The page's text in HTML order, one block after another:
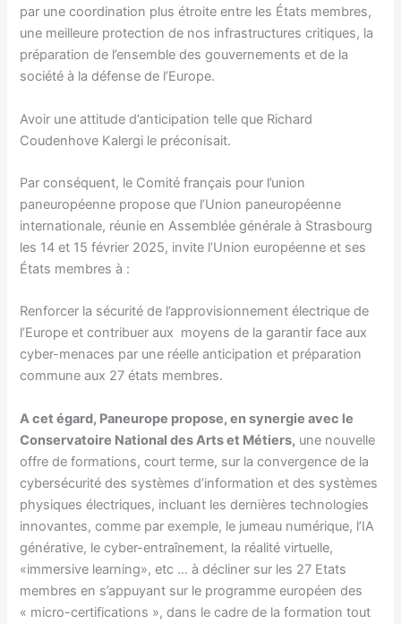
par une coordination plus étroite entre les États membres,
une meilleure protection de nos infrastructures critiques, la
préparation de l’ensemble des gouvernements et de la
société à la défense de l’Europe.
Avoir une attitude d’anticipation telle que Richard
Coudenhove Kalergi le préconisait.
Par conséquent, le Comité français pour l’union
paneuropéenne propose que l’Union paneuropéenne
internationale, réunie en Assemblée générale à Strasbourg
les 14 et 15 février 2025, invite l’Union européenne et ses
États membres à :
Renforcer la sécurité de l’approvisionnement électrique de
l’Europe et contribuer aux moyens de la garantir face aux
cyber-menaces par une réelle anticipation et préparation
commune aux 27 états membres.
A cet égard, Paneurope propose, en synergie avec le
Conservatoire National des Arts et Métiers, une nouvelle
offre de formations, court terme, sur la convergence de la
cybersécurité des systèmes d’information et des systèmes
physiques électriques, incluant les dernières technologies
innovantes, comme par exemple, le jumeau numérique, l’IA
générative, le cyber-entraînement, la réalité virtuelle,
«immersive learning», etc … à décliner sur les 27 Etats
membres en s’appuyant sur le programme européen des
« micro-certifications », dans le cadre de la formation tout